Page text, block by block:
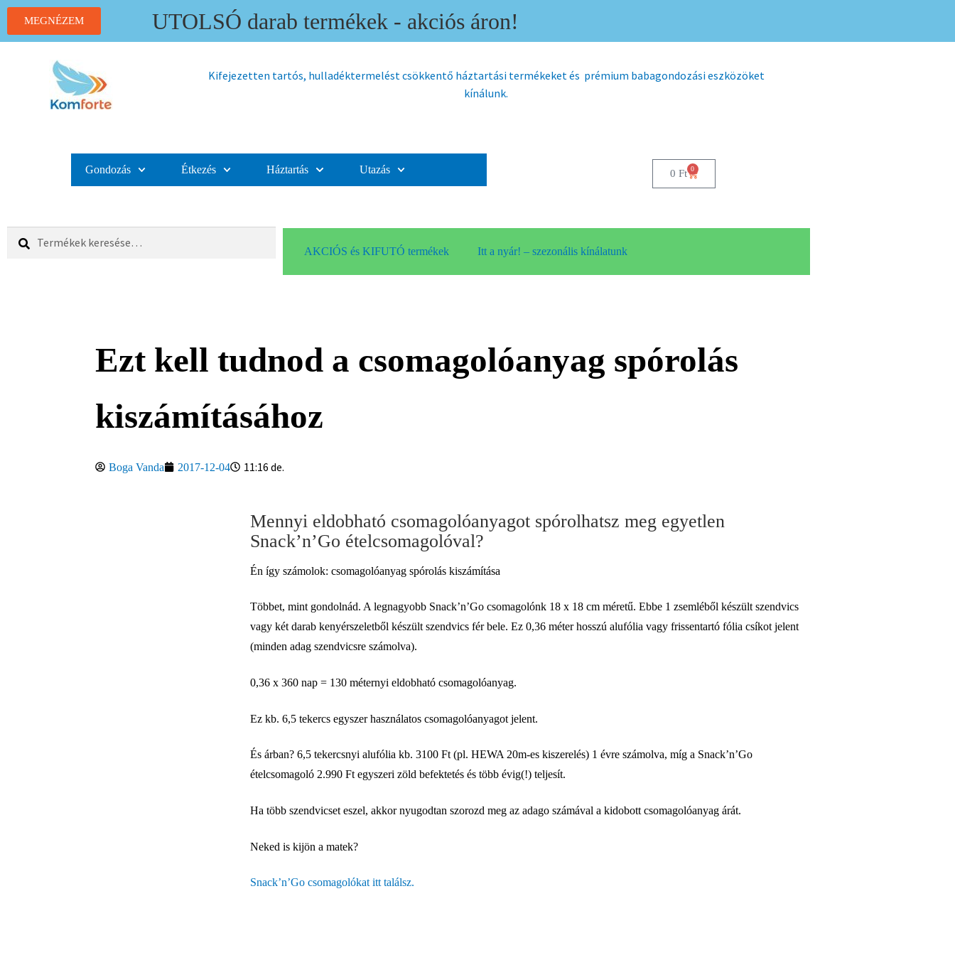
MEGNÉZEM UTOLSÓ darab termékek - akciós áron!
Kifejezetten tartós, hulladéktermelést csökkentő háztartási termékeket és prémium babagondozási eszközöket
kínálunk.
Gondozás Étkezés Háztartás Utazás 0 Ft 0
Keresés
AKCIÓS és KIFUTÓ termékek Itt a nyár! – szezonális kínálatunk
Ezt kell tudnod a csomagolóanyag spórolás
kiszámításához
Boga Vanda 2017-12-04 11:16 de.
Mennyi eldobható csomagolóanyagot spórolhatsz meg egyetlen
Snack’n’Go ételcsomagolóval?
Én így számolok: csomagolóanyag spórolás kiszámítása
Többet, mint gondolnád. A legnagyobb Snack’n’Go csomagolónk 18 x 18 cm méretű. Ebbe 1 zsemléből készült szendvics
vagy két darab kenyérszeletből készült szendvics fér bele. Ez 0,36 méter hosszú alufólia vagy frissentartó fólia csíkot jelent
(minden adag szendvicsre számolva).
0,36 x 360 nap = 130 méternyi eldobható csomagolóanyag.
Ez kb. 6,5 tekercs egyszer használatos csomagolóanyagot jelent.
És árban? 6,5 tekercsnyi alufólia kb. 3100 Ft (pl. HEWA 20m-es kiszerelés) 1 évre számolva, míg a Snack’n’Go
ételcsomagoló 2.990 Ft egyszeri zöld befektetés és több évig(!) teljesít.
Ha több szendvicset eszel, akkor nyugodtan szorozd meg az adago számával a kidobott csomagolóanyag árát.
Neked is kijön a matek?
Snack’n’Go csomagolókat itt találsz.